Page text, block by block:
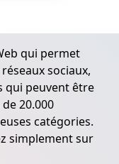
qui permet
sociaux,
qui peuvent être
20.000
catégories.
simplement sur